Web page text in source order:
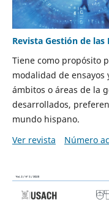
Revista Gestión de
Tiene como propósito
modalidad de
ámbitos o áreas de la
desarrollados,
mundo hispano.
Ver revista
Número